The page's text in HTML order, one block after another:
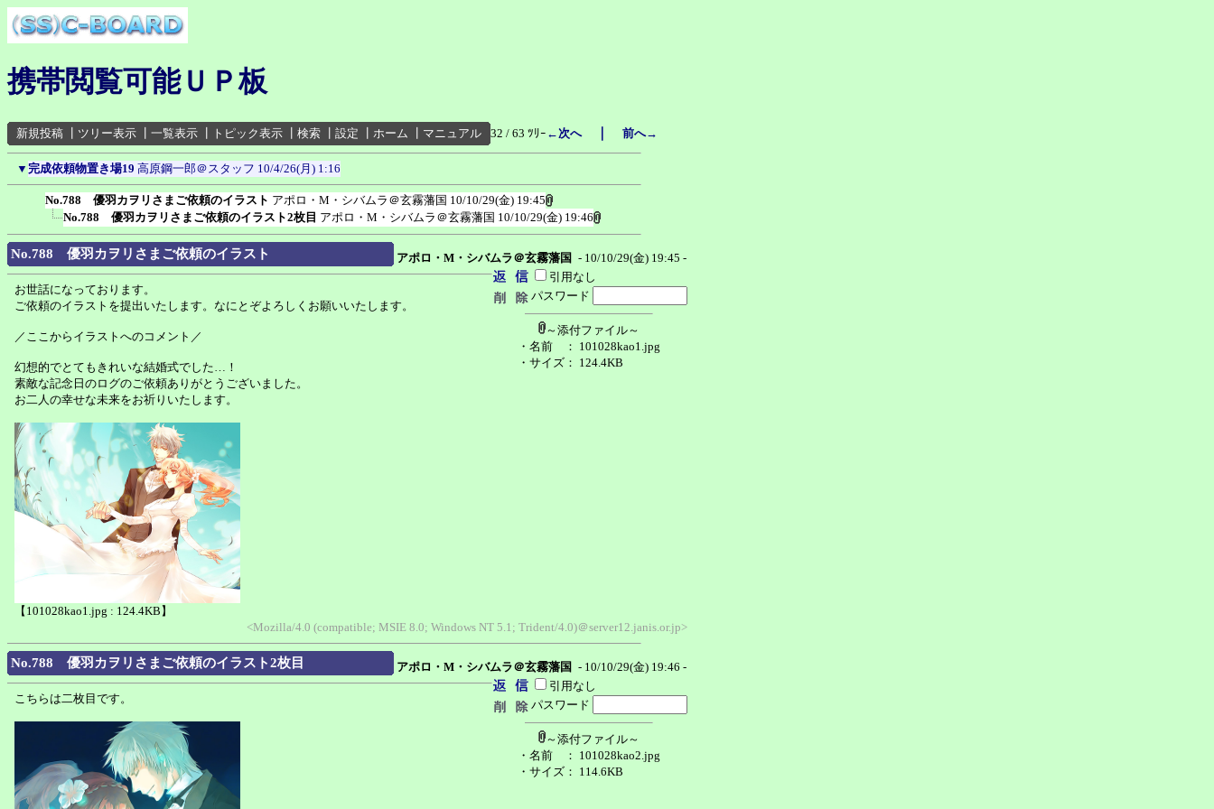
携帯閲覧可能ＵＰ板
新規投稿 ツリー表示 一覧表示 トピック表示 検索 設定 ホーム マニュアル 32 / 63 ﾂﾘｰ ←次へ｜ 前へ→
▼ 完成依頼物置き場19 高原鋼一郎＠スタッフ 10/4/26(月) 1:16
No.788 優羽カヲリさまご依頼のイラスト アポロ・M・シバムラ＠玄霧藩国 10/10/29(金) 19:45
No.788 優羽カヲリさまご依頼のイラスト2枚目 アポロ・M・シバムラ＠玄霧藩国 10/10/29(金) 19:46
No.788 優羽カヲリさまご依頼のイラスト アポロ・M・シバムラ＠玄霧藩国 - 10/10/29(金) 19:45 -
引用なし
パスワード
～添付ファイル～
・名前
： 101028kao1.jpg
・サイズ ： 124.4KB
お世話になっております。
ご依頼のイラストを提出いたします。なにとぞよろしくお願いいたします。
／ここからイラストへのコメント／
幻想的でとてもきれいな結婚式でした…！
素敵な記念日のログのご依頼ありがとうございました。
お二人の幸せな未来をお祈りいたします。
【101028kao1.jpg : 124.4KB】
<Mozilla/4.0 (compatible; MSIE 8.0; Windows NT 5.1; Trident/4.0)＠server12.janis.or.jp>
No.788 優羽カヲリさまご依頼のイラスト2枚目 アポロ・M・シバムラ＠玄霧藩国 - 10/10/29(金) 19:46 -
引用なし
パスワード
～添付ファイル～
・名前
： 101028kao2.jpg
・サイズ ： 114.6KB
こちらは二枚目です。